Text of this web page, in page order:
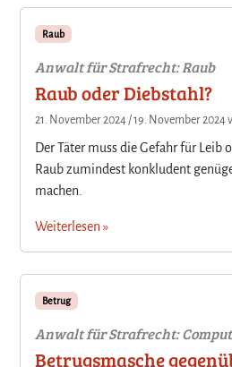
Raub
Anwalt für Strafrecht: Raub
Raub oder Diebstahl?
21. November 2024 /19. November 2024
Der Täter muss die Gefahr für Leib
Raub zumindest konkludent
machen.
Weiterlesen »
Betrug
Anwalt für Strafrecht:
Betrugsmasche